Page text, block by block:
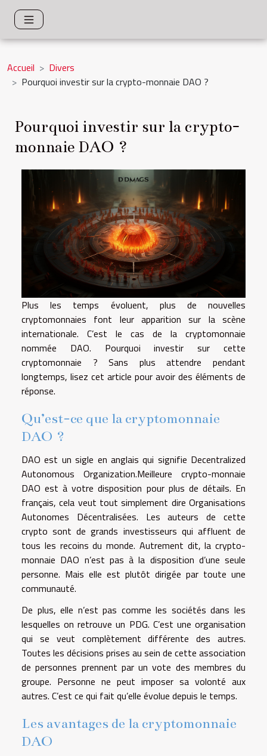
Accueil
Divers
Pourquoi investir sur la crypto-monnaie DAO ?
Pourquoi investir sur la crypto-
monnaie DAO ?
Plus les temps évoluent, plus de nouvelles
cryptomonnaies font leur apparition sur la scène
internationale. C’est le cas de la cryptomonnaie
nommée DAO. Pourquoi investir sur cette
cryptomonnaie ? Sans plus attendre pendant
longtemps, lisez cet article pour avoir des éléments de
réponse.
Qu’est-ce que la cryptomonnaie
DAO ?
DAO est un sigle en anglais qui signifie Decentralized
Autonomous Organization.Meilleure crypto-monnaie
DAO est à votre disposition pour plus de détails. En
français, cela veut tout simplement dire Organisations
Autonomes Décentralisées. Les auteurs de cette
crypto sont de grands investisseurs qui affluent de
tous les recoins du monde. Autrement dit, la crypto-
monnaie DAO n’est pas à la disposition d’une seule
personne. Mais elle est plutôt dirigée par toute une
communauté.
De plus, elle n’est pas comme les sociétés dans les
lesquelles on retrouve un PDG. C’est une organisation
qui se veut complètement différente des autres.
Toutes les décisions prises au sein de cette association
de personnes prennent par un vote des membres du
groupe. Personne ne peut imposer sa volonté aux
autres. C’est ce qui fait qu’elle évolue depuis le temps.
Les avantages de la cryptomonnaie
DAO